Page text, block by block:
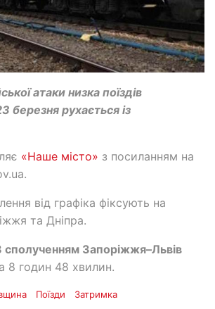
атаки низка поїздів
березня рухається із
«Наше місто» з посиланням на
від графіка фіксують на
та Дніпра.
Запоріжжя–Львів
8 годин 48 хвилин.
Поїзди Затримка